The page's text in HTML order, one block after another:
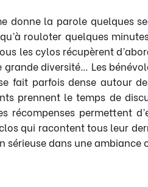
donne la parole quelques
rouloter quelques
les cylos récupèrent
diversité… Les
fait parfois dense autour
prennent le temps de
permettent
qui racontent tous leur
sérieuse dans une